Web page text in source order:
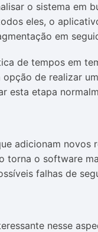
o sistema em
eles, o
em
de tempos em
de realizar
esta etapa
adicionam novos
torna o software
falhas de
nesse